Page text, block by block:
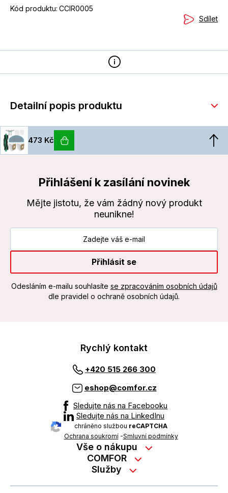
Kód produktu: CCIR0005
Sdílet
Detailní popis produktu
473 Kč
Přihlášení k zasílání novinek
Mějte jistotu, že vám žádný nový produkt
neunikne!
Přihlásit se
Odesláním e-mailu souhlasíte se zpracováním osobních údajů
dle pravidel o ochraně osobních údajů.
Rychlý kontakt
+420 515 266 300
eshop@comfor.cz
Sledujte nás na Facebooku
Sledujte nás na LinkedInu
chráněno službou reCAPTCHA
Ochrana soukromí-Smluvní podmínky
Vše o nákupu
Nákup na splátky
Možnosti platby
COMFOR
Kontakty
Kariéra
Služby